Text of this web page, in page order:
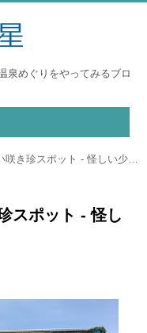
泉めぐりをやってみるブロ
スポット - 怪しい少年少女博物館
スポット - 怪し